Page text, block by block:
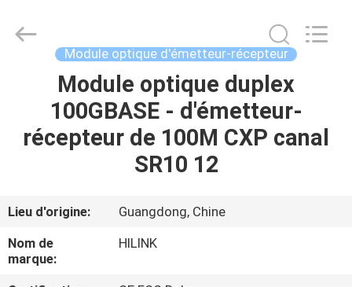
MAISON
À
PROPOS
HiLink
Technology
Module optique d'émetteur-récepteur
Module optique duplex
100GBASE - d'émetteur-
récepteur de 100M CXP canal
SR10 12
Lieu d'origine:
Guangdong, Chine
Nom de
marque:
HILINK